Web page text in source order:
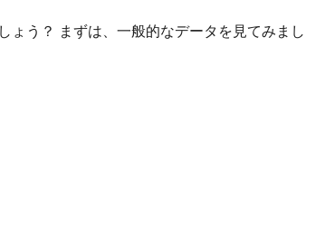
ょう？ まずは、一般的なデータを見てみまし